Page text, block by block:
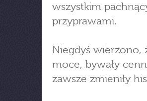
wszystkim
przyprawami.
Niegdyś wierzono,
moce, bywały
zawsze zmieniły